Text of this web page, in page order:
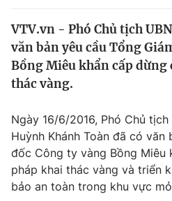
Thế giới
Tin tức
Câu chuyện quốc tế
Tài chính
Thị trường
Góc doanh nghiệp
Dữ liệu và đời sống
Truyền hình
VTV.vn - Phó Chủ tịch
văn bản yêu cầu Tổng
Bồng Miêu khẩn cấp dừng
thác vàng.
Ngày 16/6/2016, Phó Chủ
Huỳnh Khánh Toàn đã có văn
đốc Công ty vàng Bồng Miêu
pháp khai thác vàng và triển
bảo an toàn trong khu vực